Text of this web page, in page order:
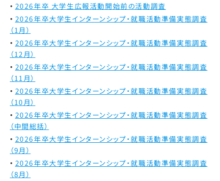
2026年卒 大学生広報活動開始前の活動調査
2026年卒大学生インターンシップ・就職活動準備実態調査
（1月）
2026年卒大学生インターンシップ・就職活動準備実態調査
（12月）
2026年卒大学生インターンシップ・就職活動準備実態調査
（11月）
2026年卒大学生インターンシップ・就職活動準備実態調査
（10月）
2026年卒大学生インターンシップ・就職活動準備実態調査
（中間総括）
2026年卒大学生インターンシップ・就職活動準備実態調査
（9月）
2026年卒大学生インターンシップ・就職活動準備実態調査
（8月）